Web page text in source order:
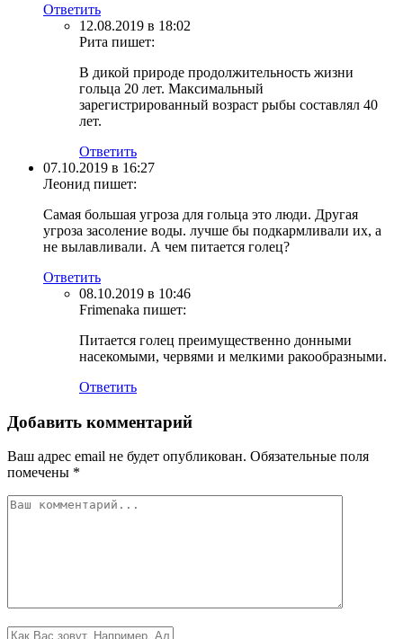
Ответить
12.08.2019 в 18:02
Рита пишет:
В дикой природе продолжительность жизни
гольца 20 лет. Максимальный
зарегистрированный возраст рыбы составлял 40
лет.
Ответить
07.10.2019 в 16:27
Леонид пишет:
Самая большая угроза для гольца это люди. Другая
угроза засоление воды. лучше бы подкармливали их, а
не вылавливали. А чем питается голец?
Ответить
08.10.2019 в 10:46
Frimenaka пишет:
Питается голец преимущественно донными
насекомыми, червями и мелкими ракообразными.
Ответить
Добавить комментарий
Ваш адрес email не будет опубликован. Обязательные поля
помечены *